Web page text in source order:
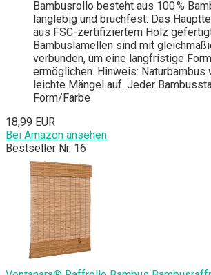
Bambusrollo besteht aus 100 %
langlebig und bruchfest. Das
aus FSC-zertifiziertem Holz
Bambuslamellen sind mit
verbunden, um eine langfristige
ermöglichen. Hinweis: Naturbambus
leichte Mängel auf. Jeder
Form/Farbe
18,99 EUR
Bei Amazon ansehen
Bestseller Nr. 16